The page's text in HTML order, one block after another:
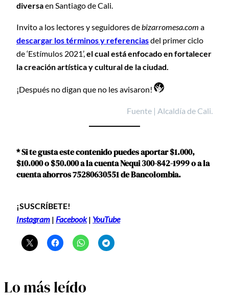
diversaen Santiago de Cali.
Invito a los lectores y seguidores debizarromesa.com a
descargar los términos y referenciasdel primer ciclo
de ‘Estímulos 2021’,el cual está enfocado en fortalecer
la creación artística y cultural de la ciudad.
¡Después no digan que no les avisaron!
Fuente | Alcaldía de Cali.
* Si te gusta este contenido puedes aportar $1.000,
$10.000 o $50.000 a la cuenta Nequi 300-842-1999 o a la
cuenta ahorros 75280630551 de Bancolombia.
¡SUSCRÍBETE!
Instagram | Facebook| YouTube
Lo más leído